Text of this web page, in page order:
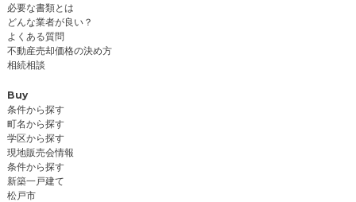
必要な書類とは
どんな業者が良い？
よくある質問
不動産売却価格の決め方
相続相談
Buy
条件から探す
町名から探す
学区から探す
現地販売会情報
条件から探す
新築一戸建て
松戸市